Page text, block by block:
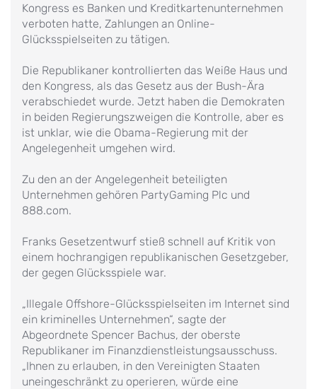
Kongress es Banken und Kreditkartenunternehmen
verboten hatte, Zahlungen an Online-
Glücksspielseiten zu tätigen.
Die Republikaner kontrollierten das Weiße Haus und
den Kongress, als das Gesetz aus der Bush-Ära
verabschiedet wurde. Jetzt haben die Demokraten
in beiden Regierungszweigen die Kontrolle, aber es
ist unklar, wie die Obama-Regierung mit der
Angelegenheit umgehen wird.
Zu den an der Angelegenheit beteiligten
Unternehmen gehören PartyGaming Plc und
888.com.
Franks Gesetzentwurf stieß schnell auf Kritik von
einem hochrangigen republikanischen Gesetzgeber,
der gegen Glücksspiele war.
„Illegale Offshore-Glücksspielseiten im Internet sind
ein kriminelles Unternehmen“, sagte der
Abgeordnete Spencer Bachus, der oberste
Republikaner im Finanzdienstleistungsausschuss.
„Ihnen zu erlauben, in den Vereinigten Staaten
uneingeschränkt zu operieren, würde eine